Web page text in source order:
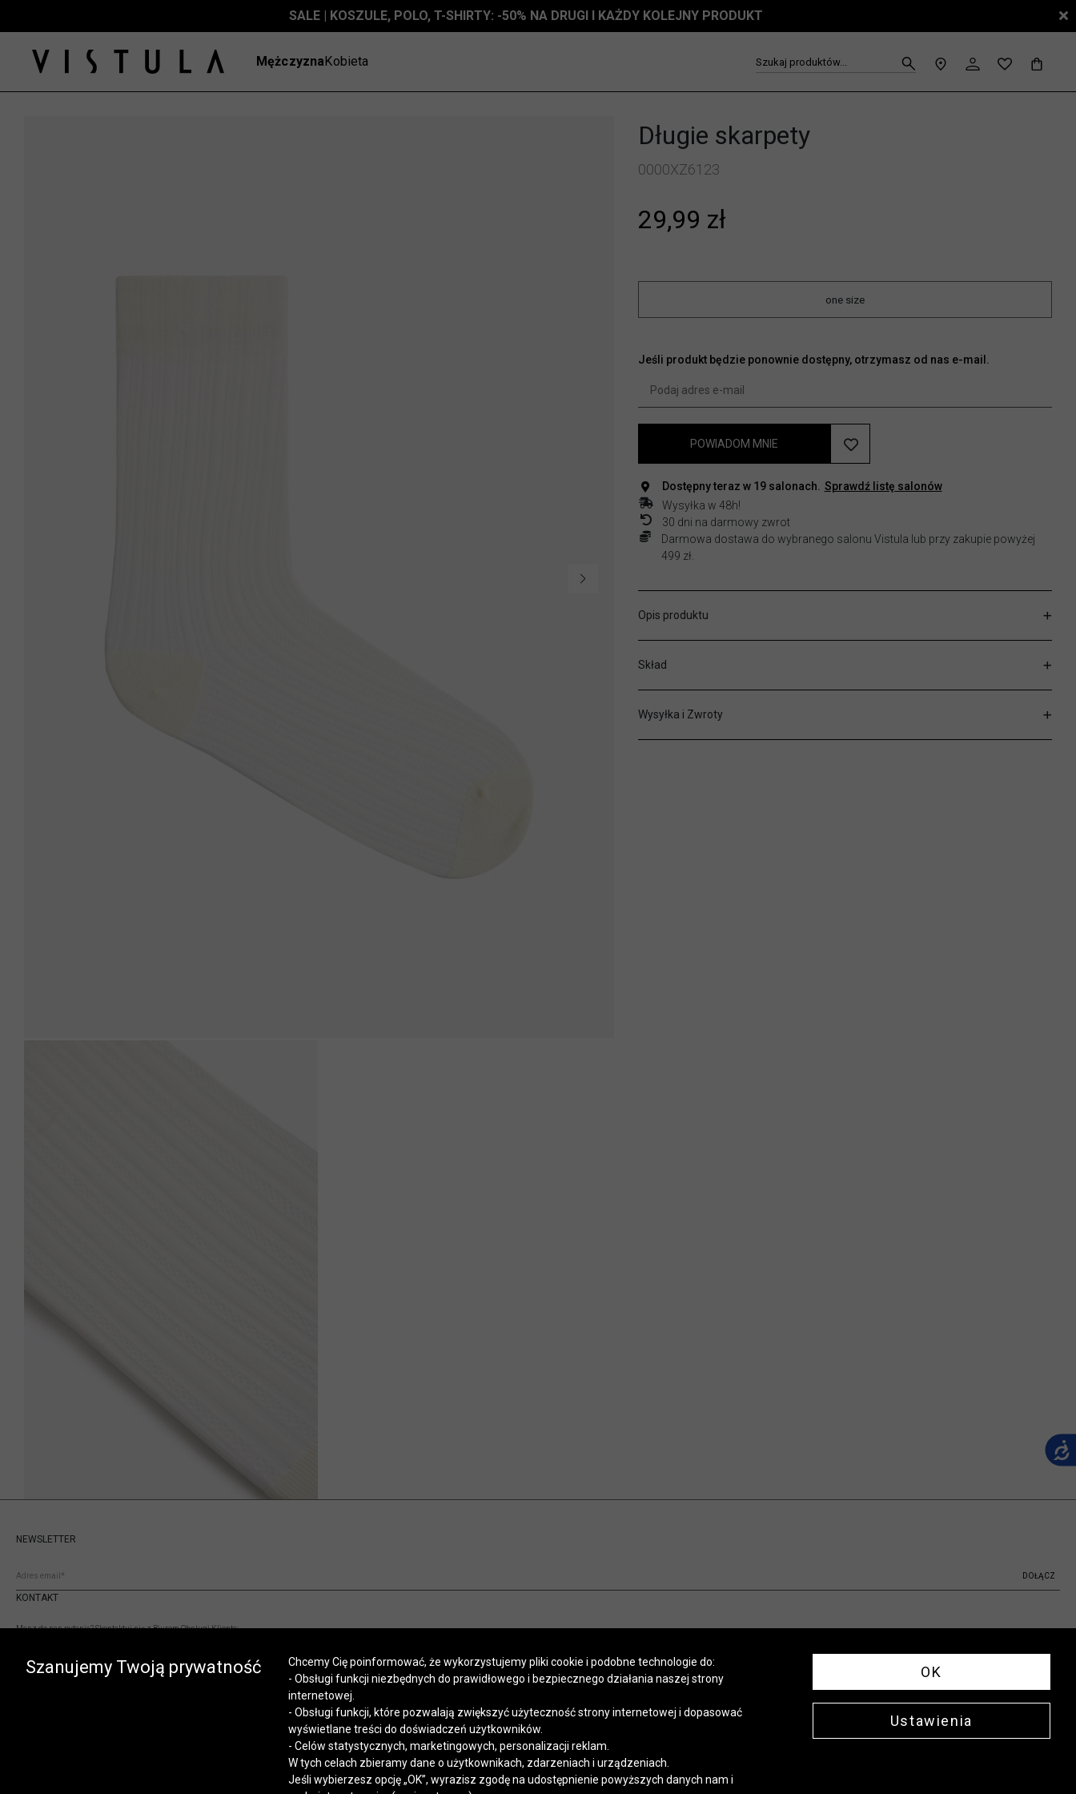
SALE | KOSZULE, POLO, T-SHIRTY: -50% NA DRUGI I KAŻDY KOLEJNY PRODUKT
MężczyznaKobieta Szukaj produktów...
Długie skarpety
0000XZ6123
29,99 zł
one size
Jeśli produkt będzie ponownie dostępny, otrzymasz od nas e-mail.
POWIADOM MNIE
Dostępny teraz w 19salonach.
Sprawdź listę salonów
Wysyłka w 48h!
30 dni na darmowy zwrot
Darmowa dostawa do wybranego salonu Vistula lub przy zakupie powyżej
499 zł.
Opis produktu
Skład
Wysyłka i Zwroty
KONTAKT
Masz do nas pytania? Skontaktuj się z Biurem Obsługi Klienta:
sklep.internetowy@vistula.pl
Regulaminy Polityka prywatnościKontakt
NEWSLETTER
DOŁĄCZ
Szanujemy Twoją prywatność
Chcemy Cię poinformować, że wykorzystujemy pliki cookie i podobne technologie do:
- Obsługi funkcji niezbędnych do prawidłowego i bezpiecznego działania naszej strony
internetowej.
- Obsługi funkcji, które pozwalają zwiększyć użyteczność strony internetowej i dopasować
wyświetlane treści do doświadczeń użytkowników.
- Celów statystycznych, marketingowych, personalizacji reklam.
W tych celach zbieramy dane o użytkownikach, zdarzeniach i urządzeniach.
Jeśli wybierzesz opcję „OK”, wyrazisz zgodę na udostępnienie powyższych danych nam i
OK
Ustawienia